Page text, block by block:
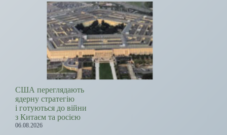
США переглядають
ядерну стратегію
і готуються до війни
з Китаєм та росією
06.08.2026